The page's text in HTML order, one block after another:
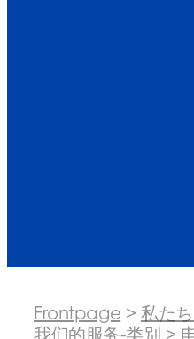
Frontpage > 私た
我们的服务-类别 >